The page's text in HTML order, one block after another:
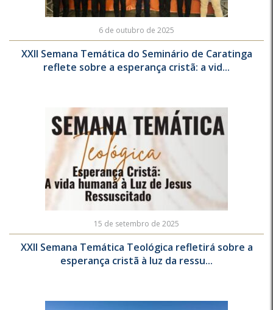
6 de outubro de 2025
XXII Semana Temática do Seminário de Caratinga
reflete sobre a esperança cristã: a vid...
15 de setembro de 2025
XXII Semana Temática Teológica refletirá sobre a
esperança cristã à luz da ressu...